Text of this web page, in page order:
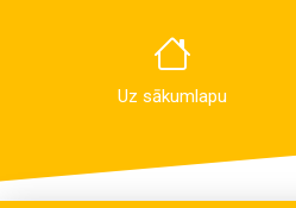
Uz sākumlapu